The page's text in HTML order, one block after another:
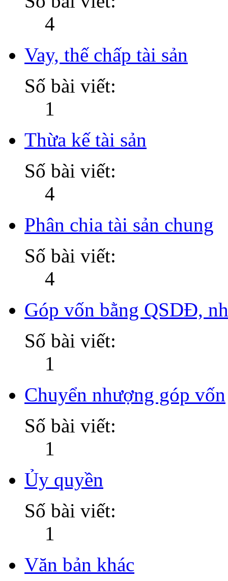
4
Vay, thế chấp tài sản
Số bài viết:
1
Thừa kế tài sản
Số bài viết:
4
Phân chia tài sản chung
Số bài viết:
4
Góp vốn bằng QSDĐ,
Số bài viết:
1
Chuyển nhượng góp vốn
Số bài viết:
1
Ủy quyền
Số bài viết:
1
Văn bản khác